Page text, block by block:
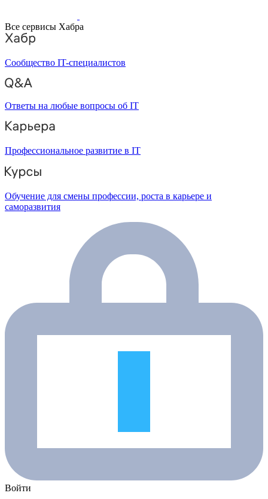
Все сервисы Хабра
Сообщество IT-специалистов
Ответы на любые вопросы об IT
Профессиональное развитие в IT
Обучение для смены профессии, роста в карьере и
саморазвития
Войти